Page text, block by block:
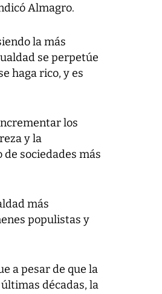
Almagro.
la más
se perpetúe
haga rico, y es
los
y la
sociedades más
más
populistas y
a pesar de que la
décadas, la